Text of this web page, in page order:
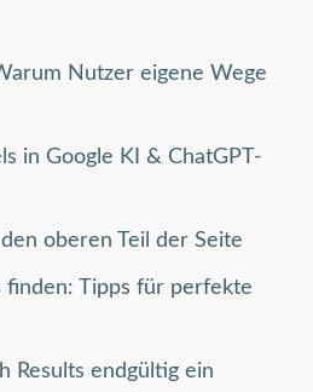
Nutzer eigene Wege
in Google KI & ChatGPT-
oberen Teil der Seite
finden: Tipps für perfekte
Results endgültig ein